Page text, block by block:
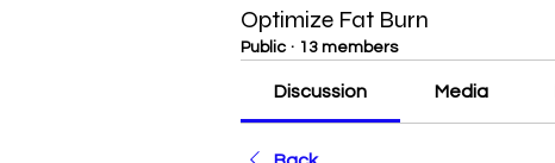
Optimize Fat Burn
Public · 13 members
Discussion Media